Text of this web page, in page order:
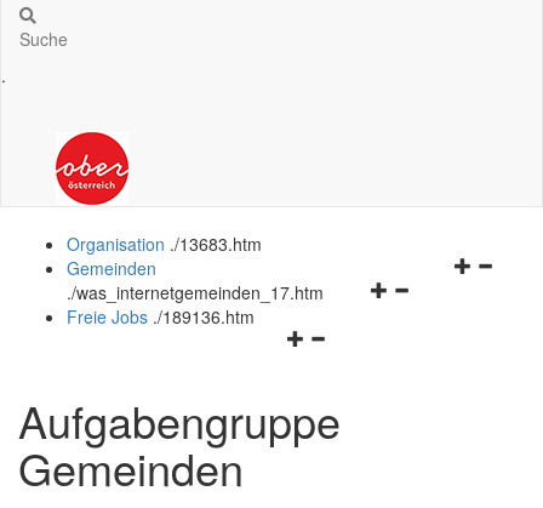
Suche
.
Organisation ./13683.htm
Navigationsmenü
Gemeinden
./was_internetgemeinden_17.htm
Navigationsmenü
schließen
Freie Jobs ./189136.htm
Aufgabengruppe
Gemeinden